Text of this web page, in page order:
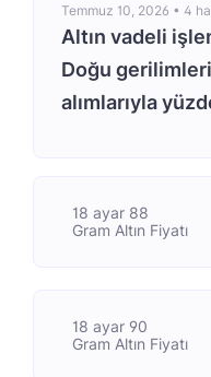
Temmuz 10, 2026 • 4
Altın vadeli
Doğu
alımlarıyla
18 ayar 88
Gram Altın Fiyatı
18 ayar 90
Gram Altın Fiyatı